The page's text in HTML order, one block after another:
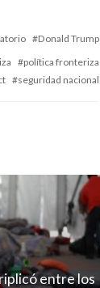
Donald Trump
política fronteriza
seguridad nacional
entre los